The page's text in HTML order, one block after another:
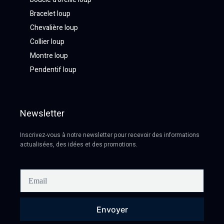
Bracelet loup
Chevalière loup
Collier loup
Montre loup
Pendentif loup
Newsletter
Inscrivez-vous à notre newsletter pour recevoir des informations
actualisées, des idées et des promotions.
Envoyer